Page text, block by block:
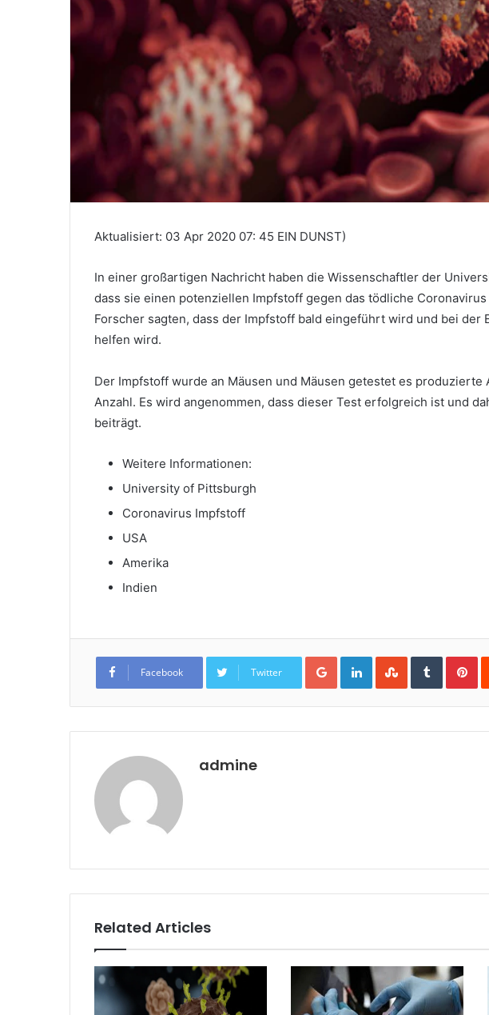
Aktualisiert: 03 Apr 2020 07: 45 EIN DUNST)
In einer großartigen Nachricht haben die Wissenschaftler der
dass sie einen potenziellen Impfstoff gegen das tödliche
Forscher sagten, dass der Impfstoff bald eingeführt wird und bei der
helfen wird.
Der Impfstoff wurde an Mäusen und Mäusen getestet es
Anzahl. Es wird angenommen, dass dieser Test erfolgreich ist und
beiträgt.
Weitere Informationen:
University of Pittsburgh
Coronavirus Impfstoff
USA
Amerika
Indien
Facebook Twitter
Google+LinkedInStumbleUpon
Tumblr
admine
Related Articles